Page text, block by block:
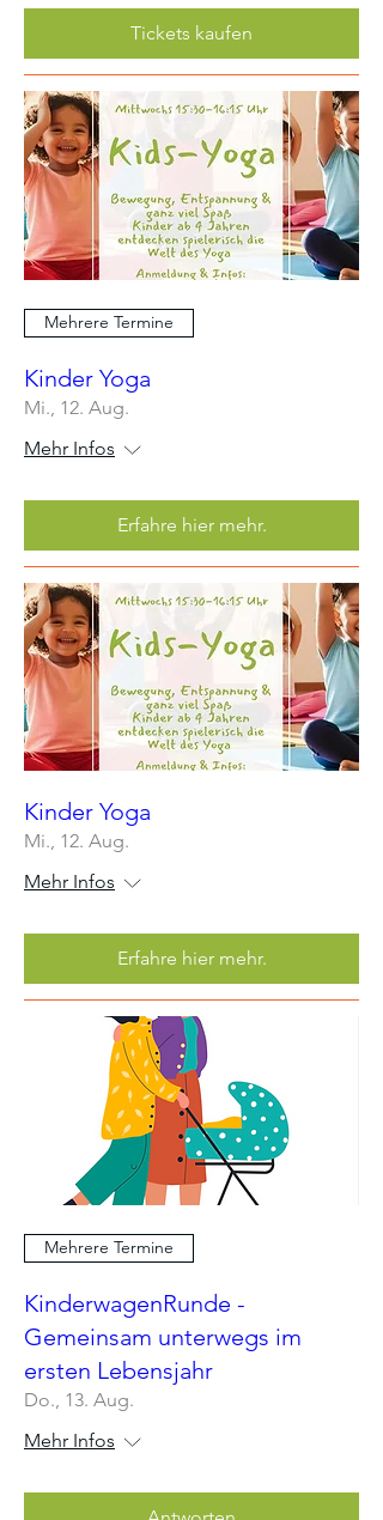
Tickets kaufen
Mehrere Termine
Kinder Yoga
Mi., 12. Aug.
Mehr Infos
Erfahre hier mehr.
Kinder Yoga
Mi., 12. Aug.
Mehr Infos
Erfahre hier mehr.
Mehrere Termine
KinderwagenRunde -
Gemeinsam unterwegs im
ersten Lebensjahr
Do., 13. Aug.
Mehr Infos